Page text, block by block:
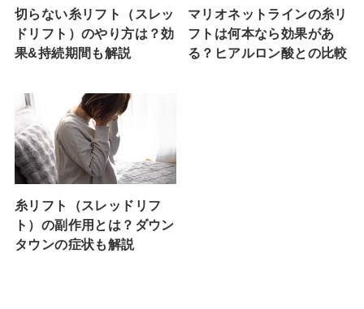
切らない糸リフト（スレッ
ドリフト）のやり方は？効
果&持続期間も解説
マリオネットラインの糸リ
フトは何本なら効果があ
る？ヒアルロン酸との比較
糸リフト（スレッドリフ
ト）の副作用とは？ダウン
タウンの症状も解説